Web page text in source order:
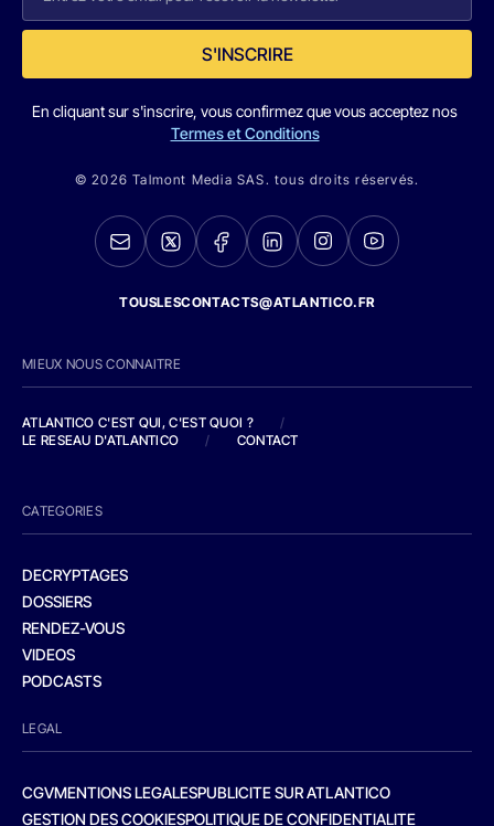
S'INSCRIRE
En cliquant sur s'inscrire, vous confirmez que vous acceptez nos
Termes et Conditions
© 2026 Talmont Media SAS. tous droits réservés.
TOUSLESCONTACTS@ATLANTICO.FR
MIEUX NOUS CONNAITRE
ATLANTICO C'EST QUI, C'EST QUOI ?
/
LE RESEAU D'ATLANTICO
/ CONTACT
CATEGORIES
DECRYPTAGES
DOSSIERS
RENDEZ-VOUS
VIDEOS
PODCASTS
LEGAL
CGVMENTIONS LEGALESPUBLICITE SUR ATLANTICO
GESTION DES COOKIESPOLITIQUE DE CONFIDENTIALITE